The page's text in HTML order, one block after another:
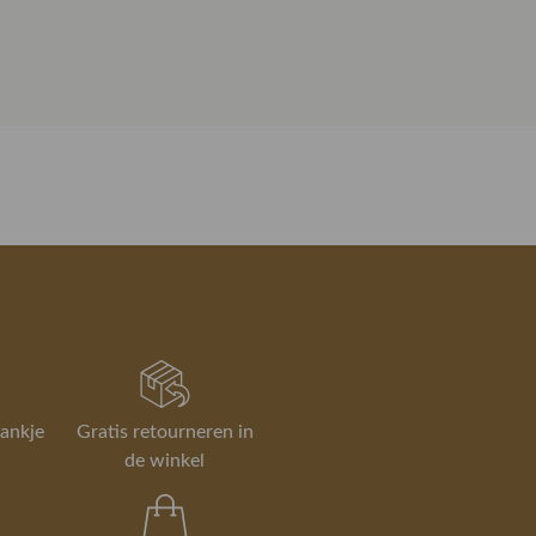
Gratis retourneren in
de winkel